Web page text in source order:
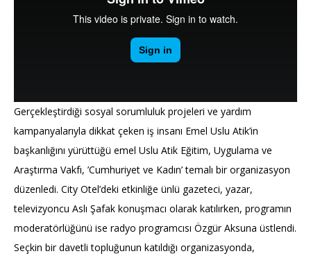
Gerçekleştirdiği sosyal sorumluluk projeleri ve yardım
kampanyalarıyla dikkat çeken iş insanı Emel Uslu Atik’in
başkanlığını yürüttüğü emel Uslu Atik Eğitim, Uygulama ve
Araştırma Vakfı, ’Cumhuriyet ve Kadın’ temalı bir organizasyon
düzenledi. City Otel’deki etkinliğe ünlü gazeteci, yazar,
televizyoncu Aslı Şafak konuşmacı olarak katılırken, programın
moderatörlüğünü ise radyo programcısı Özgür Aksuna üstlendi.
Seçkin bir davetli topluğunun katıldığı organizasyonda,